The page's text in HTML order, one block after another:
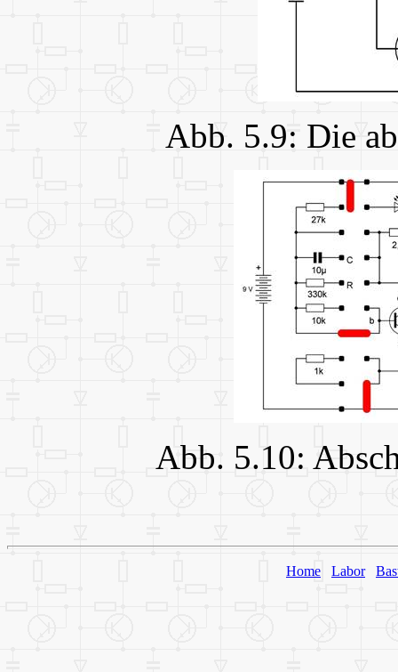
Abb. 5.9: Die
Abb. 5.10:
Home Labor